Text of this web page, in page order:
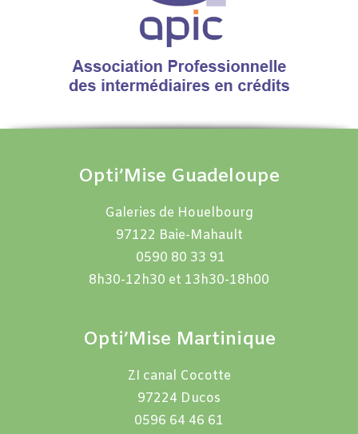
Opti’Mise Guadeloupe
Galeries de Houelbourg
97122 Baie-Mahault
0590 80 33 91
8h30-12h30 et 13h30-18h00
Opti’Mise Martinique
ZI canal Cocotte
97224 Ducos
0596 64 46 61